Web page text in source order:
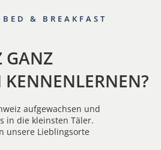
& BREAKFAST
GANZ
KENNENLERNEN?
aufgewachsen und
in die kleinsten Täler.
unsere Lieblingsorte